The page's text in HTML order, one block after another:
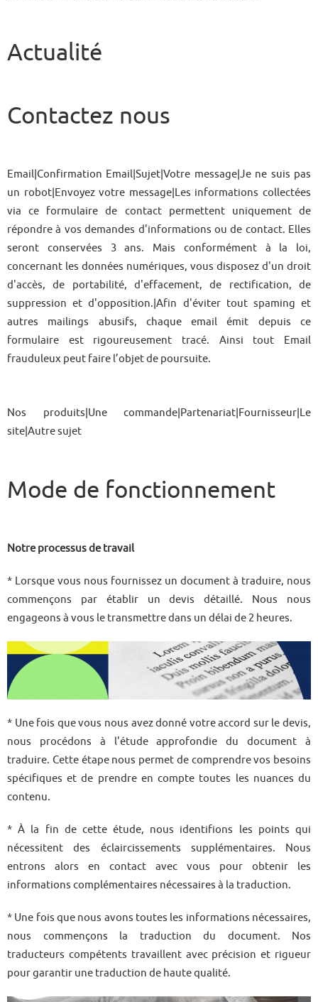
Actualité
Contactez nous
Email|Confirmation Email|Sujet|Votre message|Je ne suis pas
un robot|Envoyez votre message|Les informations collectées
via ce formulaire de contact permettent uniquement de
répondre à vos demandes d'informations ou de contact. Elles
seront conservées 3 ans. Mais conformément à la loi,
concernant les données numériques, vous disposez d'un droit
d'accès, de portabilité, d'effacement, de rectification, de
suppression et d'opposition.|Afin d'éviter tout spaming et
autres mailings abusifs, chaque email émit depuis ce
formulaire est rigoureusement tracé. Ainsi tout Email
frauduleux peut faire l’objet de poursuite.
Nos produits|Une commande|Partenariat|Fournisseur|Le
site|Autre sujet
Mode de fonctionnement
Notre processus de travail
* Lorsque vous nous fournissez un document à traduire, nous
commençons par établir un devis détaillé. Nous nous
engageons à vous le transmettre dans un délai de 2 heures.
* Une fois que vous nous avez donné votre accord sur le devis,
nous procédons à l'étude approfondie du document à
traduire. Cette étape nous permet de comprendre vos besoins
spécifiques et de prendre en compte toutes les nuances du
contenu.
* À la fin de cette étude, nous identifions les points qui
nécessitent des éclaircissements supplémentaires. Nous
entrons alors en contact avec vous pour obtenir les
informations complémentaires nécessaires à la traduction.
* Une fois que nous avons toutes les informations nécessaires,
nous commençons la traduction du document. Nos
traducteurs compétents travaillent avec précision et rigueur
pour garantir une traduction de haute qualité.